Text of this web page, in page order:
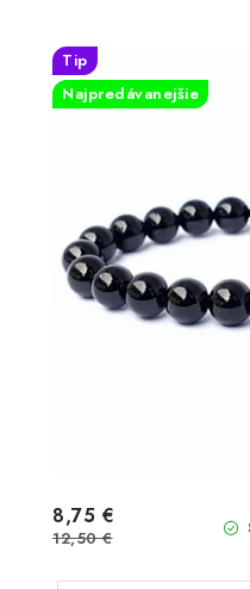
Tip
Najpredávanejšie
8,75 €
12,50 €